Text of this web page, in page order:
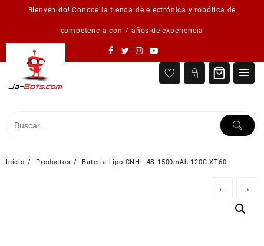
Bienvenido! Conoce la tienda de electrónica y robótica de
competencia con 7 años de experiencia
Inicio Productos Batería Lipo CNHL 4S 1500mAh 120C XT60
← →